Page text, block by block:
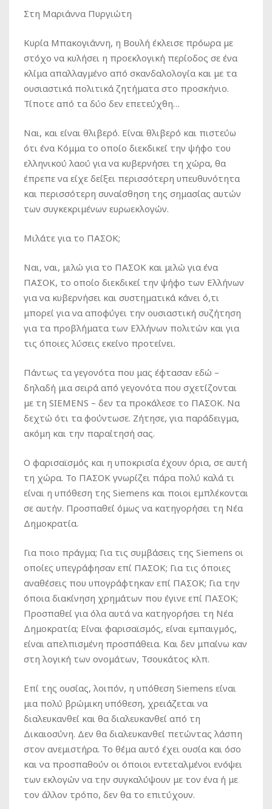
Στη Μαριάννα Πυργιώτη
Κυρία Μπακογιάννη, η Βουλή έκλεισε πρόωρα με
στόχο να κυλήσει η προεκλογική περίοδος σε ένα
κλίμα απαλλαγμένο από σκανδαλολογία και με τα
ουσιαστικά πολιτικά ζητήματα στο προσκήνιο.
Τίποτε από τα δύο δεν επετεύχθη…
Ναι, και είναι θλιβερό. Είναι θλιβερό και πιστεύω
ότι ένα Kόμμα το οποίο διεκδικεί την ψήφο του
ελληνικού λαού για να κυβερνήσει τη χώρα, θα
έπρεπε να είχε δείξει περισσότερη υπευθυνότητα
και περισσότερη συναίσθηση της σημασίας αυτών
των συγκεκριμένων ευρωεκλογών.
Μιλάτε για το ΠΑΣΟΚ;
Ναι, ναι, μιλώ για το ΠΑΣΟΚ και μιλώ για ένα
ΠΑΣΟΚ, το οποίο διεκδικεί την ψήφο των Ελλήνων
για να κυβερνήσει και συστηματικά κάνει ό,τι
μπορεί για να αποφύγει την ουσιαστική συζήτηση
για τα προβλήματα των Ελλήνων πολιτών και για
τις όποιες λύσεις εκείνο προτείνει.
Πάντως τα γεγονότα που μας έφτασαν εδώ –
δηλαδή μια σειρά από γεγονότα που σχετίζονται
με τη SIEMENS – δεν τα προκάλεσε το ΠΑΣΟΚ. Να
δεχτώ ότι τα φούντωσε. Ζήτησε, για παράδειγμα,
ακόμη και την παραίτησή σας.
Ο φαρισαϊσμός και η υποκρισία έχουν όρια, σε αυτή
τη χώρα. Το ΠΑΣΟΚ γνωρίζει πάρα πολύ καλά τι
είναι η υπόθεση της Siemens και ποιοι εμπλέκονται
σε αυτήν. Προσπαθεί όμως να κατηγορήσει τη Νέα
Δημοκρατία.
Για ποιο πράγμα; Για τις συμβάσεις της Siemens οι
οποίες υπεγράφησαν επί ΠΑΣΟΚ; Για τις όποιες
αναθέσεις που υπογράφτηκαν επί ΠΑΣΟΚ; Για την
όποια διακίνηση χρημάτων που έγινε επί ΠΑΣΟΚ;
Προσπαθεί για όλα αυτά να κατηγορήσει τη Νέα
Δημοκρατία; Είναι φαρισαϊσμός, είναι εμπαιγμός,
είναι απελπισμένη προσπάθεια. Και δεν μπαίνω καν
στη λογική των ονομάτων, Τσουκάτος κλπ.
Επί της ουσίας, λοιπόν, η υπόθεση Siemens είναι
μια πολύ βρώμικη υπόθεση, χρειάζεται να
διαλευκανθεί και θα διαλευκανθεί από τη
Δικαιοσύνη. Δεν θα διαλευκανθεί πετώντας λάσπη
στον ανεμιστήρα. Το θέμα αυτό έχει ουσία και όσο
και να προσπαθούν οι όποιοι εντεταλμένοι ενόψει
των εκλογών να την συγκαλύψουν με τον ένα ή με
τον άλλον τρόπο, δεν θα το επιτύχουν.